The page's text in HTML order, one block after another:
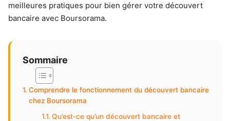
meilleures pratiques pour bien gérer votre découvert
bancaire avec Boursorama.
Sommaire
Comprendre le fonctionnement du découvert bancaire
chez Boursorama
Qu’est-ce qu’un découvert bancaire et